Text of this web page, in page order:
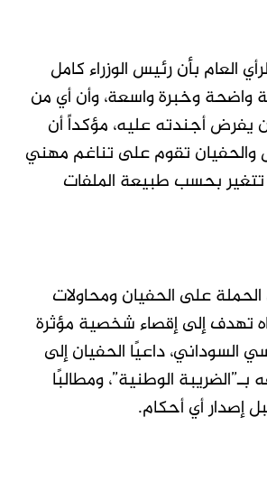
العام بأن رئيس الوزراء كامل
واضحة وخبرة واسعة، وأن أي من
يفرض أجندته عليه، مؤكداً أن
والحفيان تقوم على تناغم مهني
بحسب طبيعة الملفات
الحملة على الحفيان ومحاولات
تهدف إلى إقصاء شخصية مؤثرة
السوداني، داعيًا الحفيان إلى
الوطنية”، ومطالبًا
إصدار أي أحكام.